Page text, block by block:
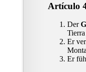
Artículo
Der
Tierra
Er
Er